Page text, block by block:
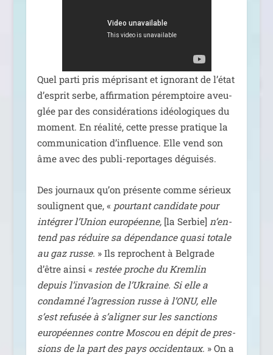
Quel par­ti pris mépri­sant et igno­rant de l’état
d’esprit serbe, affir­ma­tion péremp­toire aveu­
glée par des consi­dé­ra­tions idéo­lo­giques du
moment. En réa­li­té, cette presse pra­tique la
com­mu­ni­ca­tion d’influence. Elle vend son
âme avec des publi-repor­tages déguisés.
Des jour­naux qu’on pré­sente comme sérieux
sou­lignent que, « pour­tant can­di­date pour
inté­grer l’Union euro­péenne, [la Serbie] n’en­
tend pas réduire sa dépen­dance qua­si totale
au gaz russe. » Ils reprochent à Belgrade
d’être ain­si « res­tée proche du Kremlin
depuis l’in­va­sion de l’Ukraine. Si elle a
condam­né l’a­gres­sion russe à l’ONU, elle
s’est refu­sée à s’a­li­gner sur les sanc­tions
euro­péennes contre Moscou en dépit de pres­
sions de la part des pays occi­den­taux. » On a